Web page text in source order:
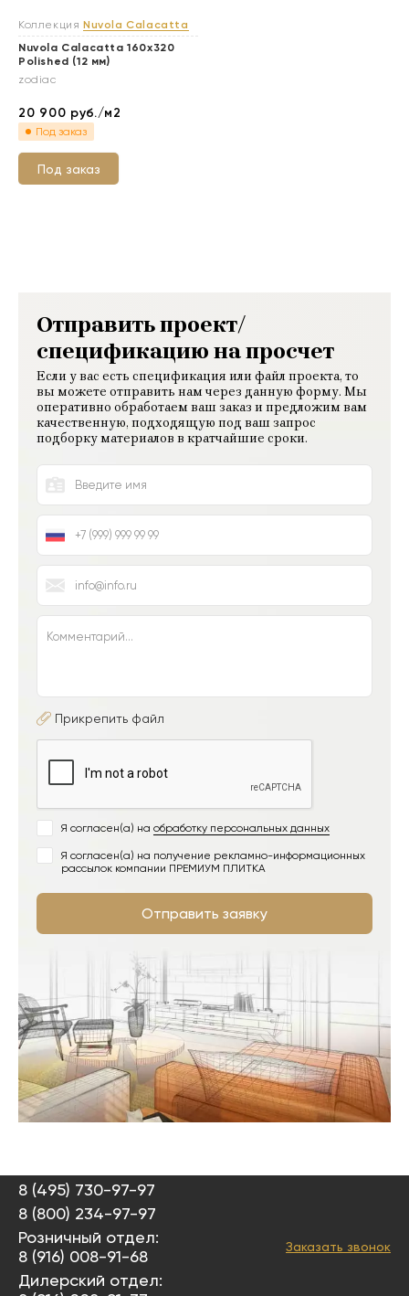
Коллекция Nuvola Calacatta
Nuvola Calacatta 160x320
Polished (12 мм)
zodiac
20 900 руб./м2
Под заказ
Под заказ
Отправить проект/
спецификацию на просчет
Если у вас есть спецификация или файл проекта, то
вы можете отправить нам через данную форму. Мы
оперативно обработаем ваш заказ и предложим вам
качественную, подходящую под ваш запрос
подборку материалов в кратчайшие сроки.
Прикрепить файл
Я согласен(а) на обработку персональных данных
Я согласен(а) на получение рекламно-информационных
рассылок компании ПРЕМИУМ ПЛИТКА
Отправить заявку
8 (495) 730-97-97
8 (800) 234-97-97
Розничный отдел:
8 (916) 008-91-68
Дилерский отдел:
Заказать звонок